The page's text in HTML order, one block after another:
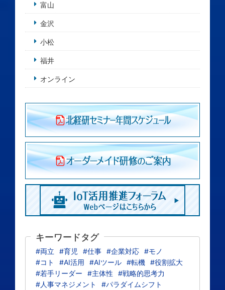
富山
金沢
小松
福井
オンライン
キーワードタグ
#両立 #育児 #仕事 #企業対応 #モノ
#コト
#AI活用 #AIツール #転機 #役割拡大
#若手リーダー
#主体性
#戦略的思考力
#人事マネジメント
#パラダイムシフト